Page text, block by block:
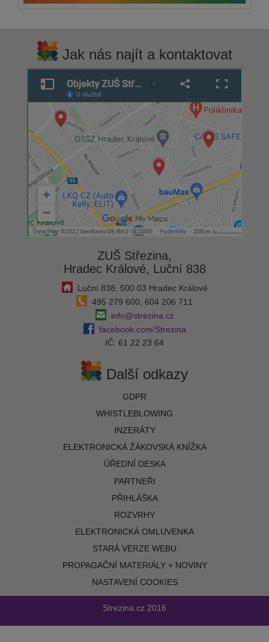
Jak nás najít a kontaktovat
ZUŠ Střezina,
Hradec Králové, Luční 838
Luční 838, 500 03 Hradec Králové
495 279 600, 604 206 711
info@strezina.cz
facebook.com/Strezina
IČ: 61 22 23 64
Další odkazy
GDPR
WHISTLEBLOWING
INZERÁTY
ELEKTRONICKÁ ŽÁKOVSKÁ KNÍŽKA
ÚŘEDNÍ DESKA
PARTNEŘI
PŘIHLÁŠKA
ROZVRHY
ELEKTRONICKÁ OMLUVENKA
STARÁ VERZE WEBU
PROPAGAČNÍ MATERIÁLY + NOVINY
NASTAVENÍ COOKIES
Strezina.cz 2016